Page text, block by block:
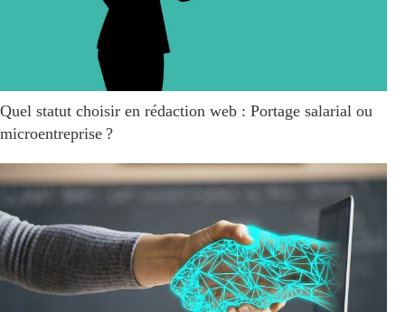
Quel statut choisir en rédaction web : Portage salarial ou
microentreprise ?